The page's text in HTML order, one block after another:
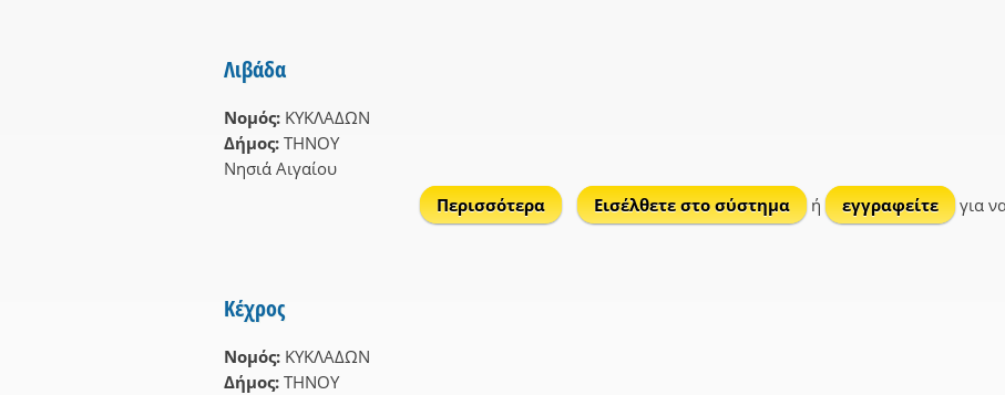
Λιβάδα
Νομός: ΚΥΚΛΑΔΩΝ
Δήμος: ΤΗΝΟΥ
Νησιά Αιγαίου
Περισσότεραγια ΛιβάδαΕισέλθετε στο σύστημα ή εγγραφείτε για
Κέχρος
Νομός: ΚΥΚΛΑΔΩΝ
Δήμος: ΤΗΝΟΥ